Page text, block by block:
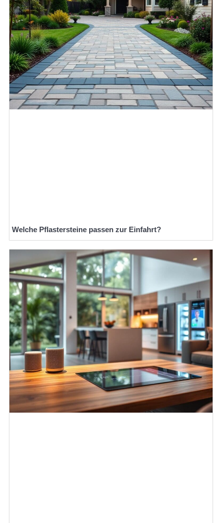
Welche Pflastersteine passen zur Einfahrt?